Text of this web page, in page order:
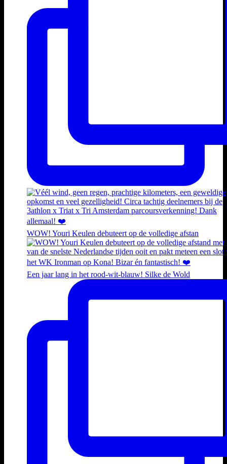
WOW! Youri Keulen debuteert op de volledige afstan
Een jaar lang in het rood-wit-blauw! Silke de Wold